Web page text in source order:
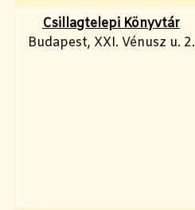
Csillagtelepi Könyvtár
Budapest, XXI. Vénusz u. 2.